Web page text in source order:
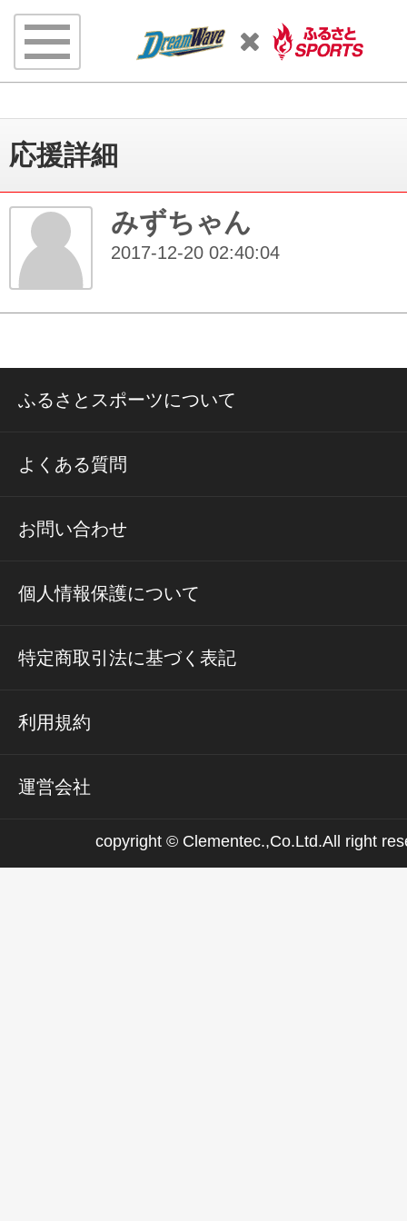
応援詳細
みずちゃん
2017-12-20 02:40:04
ふるさとスポーツについて
よくある質問
お問い合わせ
個人情報保護について
特定商取引法に基づく表記
利用規約
運営会社
copyright © Clementec.,Co.Ltd.All right